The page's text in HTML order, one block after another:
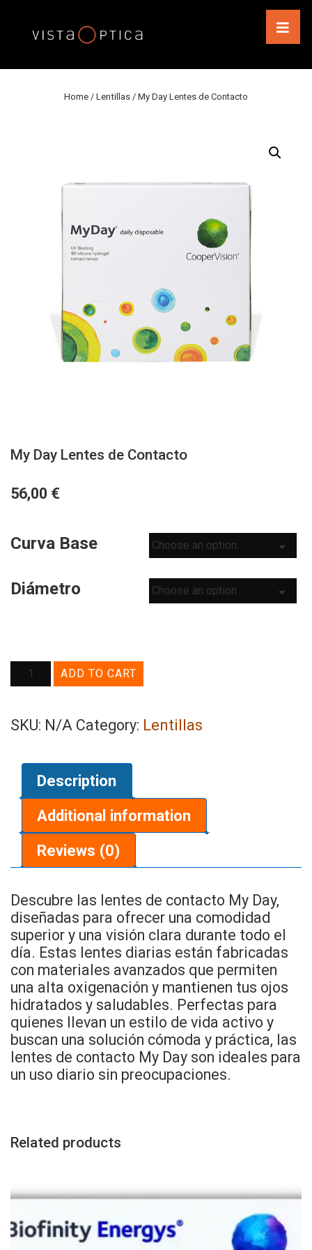
Home / Lentillas / My Day Lentes de Contacto
My Day Lentes de Contacto
56,00 €
Curva Base
Diámetro
My
Day
de
quantity
ADD TO CART
SKU: N/A Category: Lentillas
Description
Additional information
Reviews (0)
Descubre las lentes de contacto My Day,
diseñadas para ofrecer una comodidad
superior y una visión clara durante todo el
día. Estas lentes diarias están fabricadas
con materiales avanzados que permiten
una alta oxigenación y mantienen tus ojos
hidratados y saludables. Perfectas para
quienes llevan un estilo de vida activo y
buscan una solución cómoda y práctica, las
lentes de contacto My Day son ideales para
un uso diario sin preocupaciones.
Related products